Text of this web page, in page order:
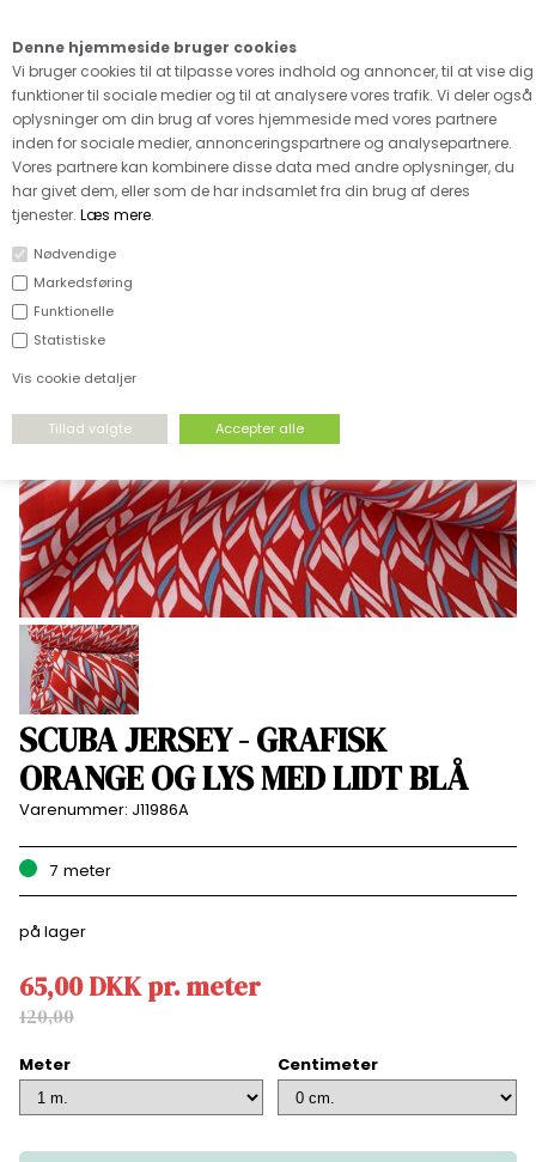
Denne hjemmeside bruger cookies
Vi bruger cookies til at tilpasse vores indhold og annoncer, til at vise dig
funktioner til sociale medier og til at analysere vores trafik. Vi deler også
oplysninger om din brug af vores hjemmeside med vores partnere
inden for sociale medier, annonceringspartnere og analysepartnere.
Vores partnere kan kombinere disse data med andre oplysninger, du
har givet dem, eller som de har indsamlet fra din brug af deres
tjenester. Læs mere.
Nødvendige
Markedsføring
Funktionelle
Statistiske
Vis cookie detaljer
FORSIDE›UDSALG›UDSALG & GODE TILBUD PÅ STOF
SPAR
46%
SCUBA JERSEY - GRAFISK
ORANGE OG LYS MED LIDT BLÅ
Varenummer: J11986A
7 meter
på lager
65,00DKKpr.meter
120,00
Meter Centimeter